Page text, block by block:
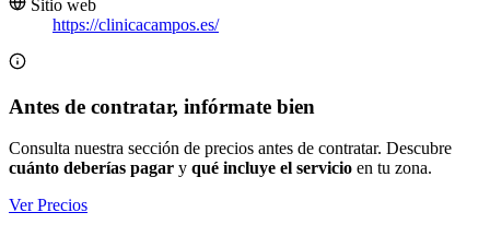
Sitio web
https://clinicacampos.es/
Antes de contratar, infórmate bien
Consulta nuestra sección de precios antes de contratar. Descubre
cuánto deberías pagar y qué incluye el servicio en tu zona.
Ver Precios